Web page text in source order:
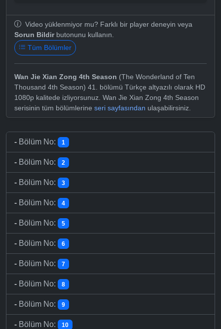
Video yüklenmiyor mu? Farklı bir player deneyin veya
Sorun Bildirbutonunu kullanın.
Tüm Bölümler
Wan Jie Xian Zong 4th Season (The Wonderland of Ten
Thousand 4th Season) 41. bölümü Türkçe altyazılı olarak HD
1080p kalitede izliyorsunuz. Wan Jie Xian Zong 4th Season
serisinin tüm bölümlerine seri sayfasından ulaşabilirsiniz.
- Bölüm No: 1
- Bölüm No: 2
- Bölüm No: 3
- Bölüm No: 4
- Bölüm No: 5
- Bölüm No: 6
- Bölüm No: 7
- Bölüm No: 8
- Bölüm No: 9
- Bölüm No: 10